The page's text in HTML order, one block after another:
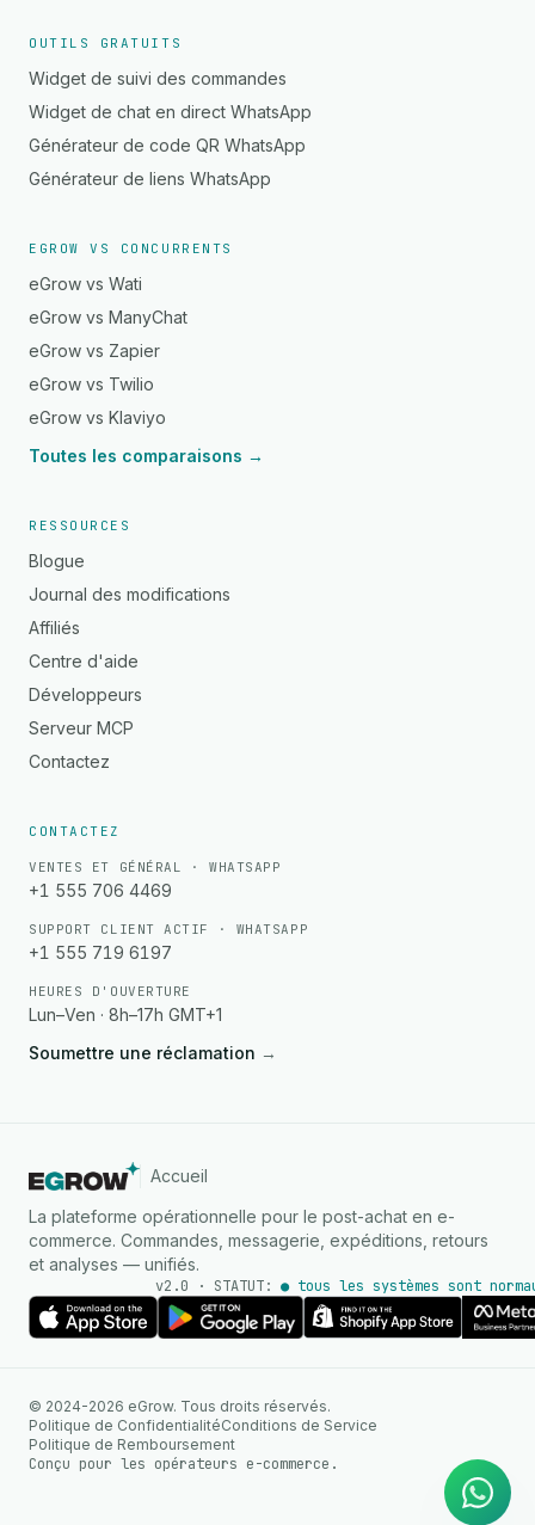
OUTILS GRATUITS
Widget de suivi des commandes
Widget de chat en direct WhatsApp
Générateur de code QR WhatsApp
Générateur de liens WhatsApp
EGROW VS CONCURRENTS
eGrow vs Wati
eGrow vs ManyChat
eGrow vs Zapier
eGrow vs Twilio
eGrow vs Klaviyo
Toutes les comparaisons →
RESSOURCES
Blogue
Journal des modifications
Affiliés
Centre d'aide
Développeurs
Serveur MCP
Contactez
CONTACTEZ
VENTES ET GÉNÉRAL · WHATSAPP
+1 555 706 4469
SUPPORT CLIENT ACTIF · WHATSAPP
+1 555 719 6197
HEURES D'OUVERTURE
Lun–Ven · 8h–17h GMT+1
Soumettre une réclamation →
Accueil
La plateforme opérationnelle pour le post-achat en e-
commerce. Commandes, messagerie, expéditions, retours
et analyses — unifiés.
v2.0 · STATUT: ● tous les systèmes sont
© 2024-2026 eGrow. Tous droits réservés.
Politique de ConfidentialitéConditions de Service
Politique de Remboursement
Conçu pour les opérateurs e-commerce.
Réponses instantanées sur
WhatsApp